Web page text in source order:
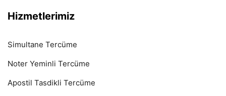
Hizmetlerimiz
Simultane Tercüme
Noter Yeminli Tercüme
Apostil Tasdikli Tercüme